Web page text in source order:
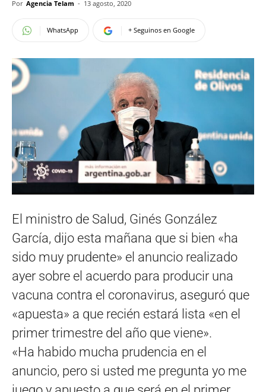
Por Agencia Telam - 13 agosto, 2020
WhatsApp + Seguinos en Google
El ministro de Salud, Ginés González
García, dijo esta mañana que si bien «ha
sido muy prudente» el anuncio realizado
ayer sobre el acuerdo para producir una
vacuna contra el coronavirus, aseguró que
«apuesta» a que recién estará lista «en el
primer trimestre del año que viene».
«Ha habido mucha prudencia en el
anuncio, pero si usted me pregunta yo me